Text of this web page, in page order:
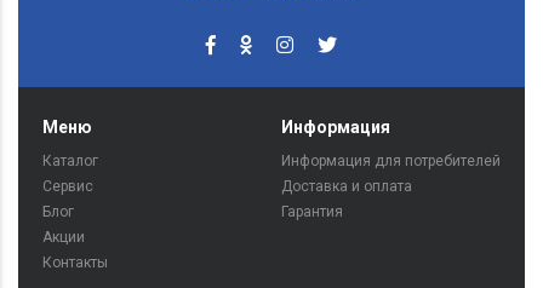
Меню
Каталог
Сервис
Блог
Акции
Контакты
Информация
Информация для потребителей
Доставка и оплата
Гарантия